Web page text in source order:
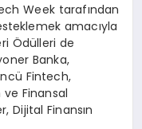
Week tarafından
amacıyla
Ödülleri de
Banka,
Fintech,
Finansal
Dijital Finansın